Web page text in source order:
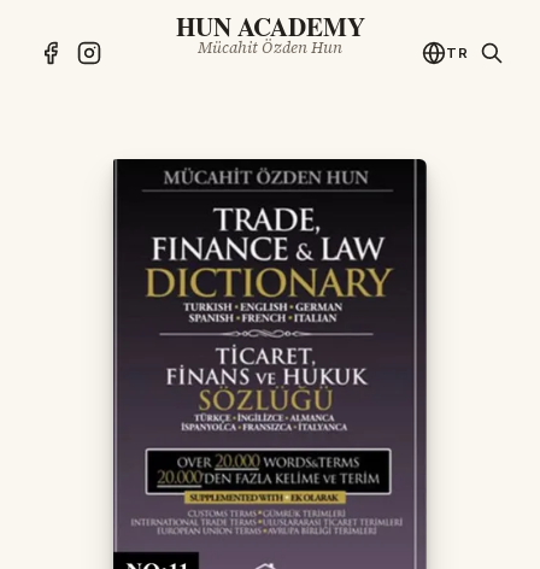
HUN ACADEMY
Mücahit Özden Hun TR